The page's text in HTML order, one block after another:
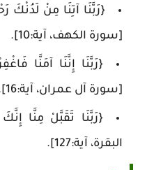
{رَبَّنَا آتِنَا مِنْ لَدُنْكَ
[سورة الكهف، آية:10].
{رَبَّنَا إِنَّنَا آمَنَّا
[سورة آل عمران، آية:16].
{رَبَّنَا تَقَبَّلْ مِنَّا
البقرة، آية:127].